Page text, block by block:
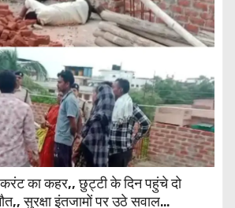
करंट का कहर,, छुट्टी के दिन पहुंचे दो
सुरक्षा इंतजामों पर उठे सवाल…